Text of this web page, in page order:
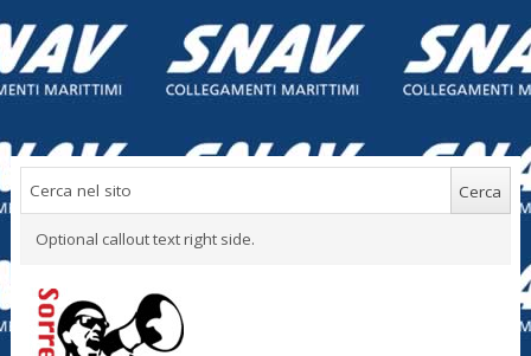
Optional callout text right side.